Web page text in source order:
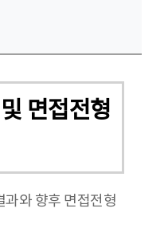
면접전형
과와 향후 면접전형